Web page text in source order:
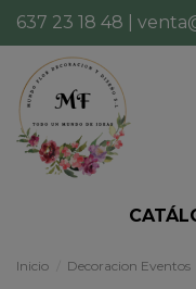
637 23 18 48
Inicio Decoracion Eventos